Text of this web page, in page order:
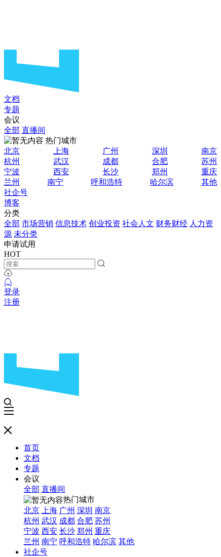
文档
专题
会议
全部 直播间
热门城市
北京
上海 广州 深圳
南京
杭州
武汉 成都 合肥
苏州
宁波
西安 长沙 郑州
重庆
兰州
南宁 呼和浩特 哈尔滨
其他
社企号
博客
分类
全部 市场营销 信息技术 创业投资 社会人文 财务财经 人力资
源 未分类
申请试用
HOT
登录
注册
首页
文档
专题
会议
全部 直播间
热门城市
北京
上海 广州 深圳 南京
杭州 武汉 成都 合肥 苏州
宁波 西安 长沙 郑州 重庆
兰州 南宁 呼和浩特 哈尔滨 其他
社企号